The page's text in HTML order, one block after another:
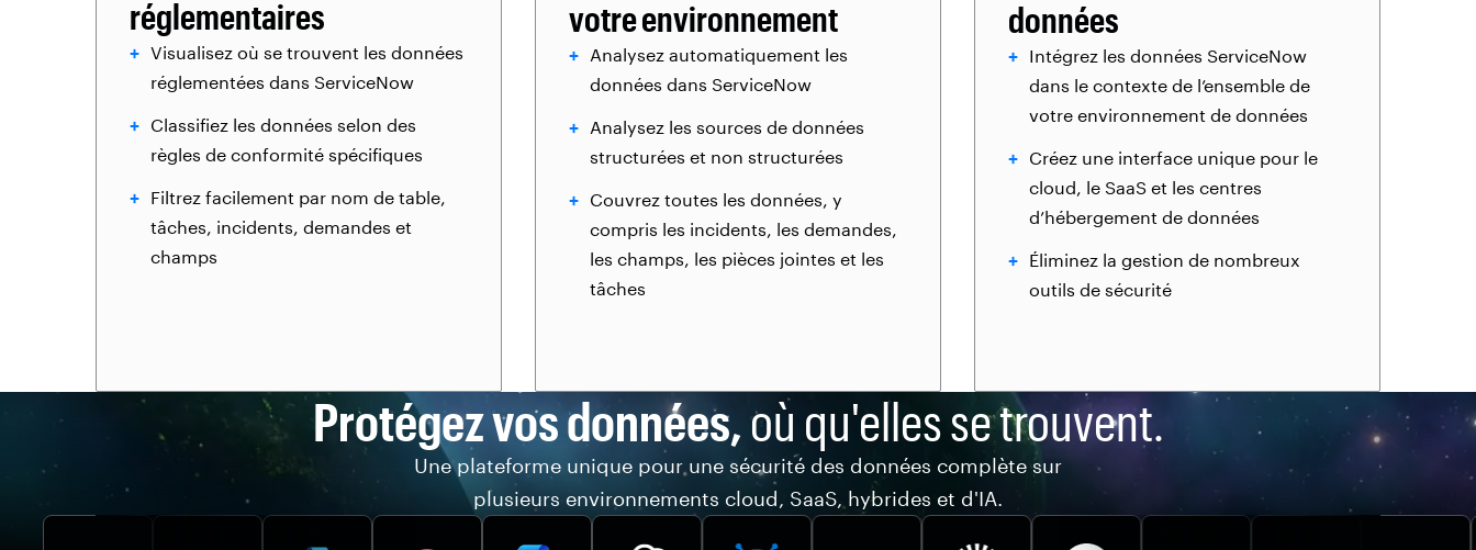
réglementaires
Visualisez où se trouvent les données
réglementées dans ServiceNow
Classifiez les données selon des
règles de conformité spécifiques
Filtrez facilement par nom de table,
tâches, incidents, demandes et
champs
votre environnement
Analysez automatiquement les
données dans ServiceNow
Analysez les sources de données
structurées et non structurées
Couvrez toutes les données, y
compris les incidents, les demandes,
les champs, les pièces jointes et les
tâches
données
Intégrez les données ServiceNow
dans le contexte de l’ensemble de
votre environnement de données
Créez une interface unique pour le
cloud, le SaaS et les centres
d’hébergement de données
Éliminez la gestion de nombreux
outils de sécurité
Protégez vos données,où qu'elles se trouvent.
Une plateforme unique pour une sécurité des données complète sur
plusieurs environnements cloud, SaaS, hybrides et d'IA.